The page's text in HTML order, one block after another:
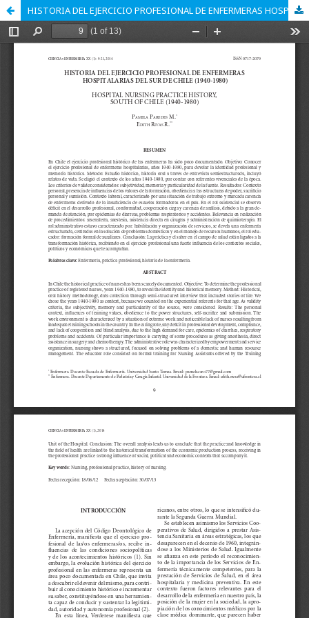
HISTORIA DEL EJERCICIO PROFESIONAL DE ENFERMERAS HOSPITALARIAS DEL SUR DE CHILE (1940-1980)